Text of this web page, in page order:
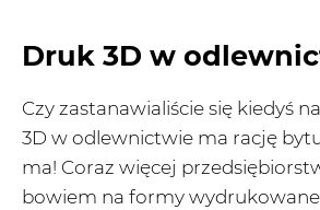
Druk 3D w
Czy zastanawialiście się kiedyś
3D w odlewnictwie ma rację
ma! Coraz więcej
bowiem na formy